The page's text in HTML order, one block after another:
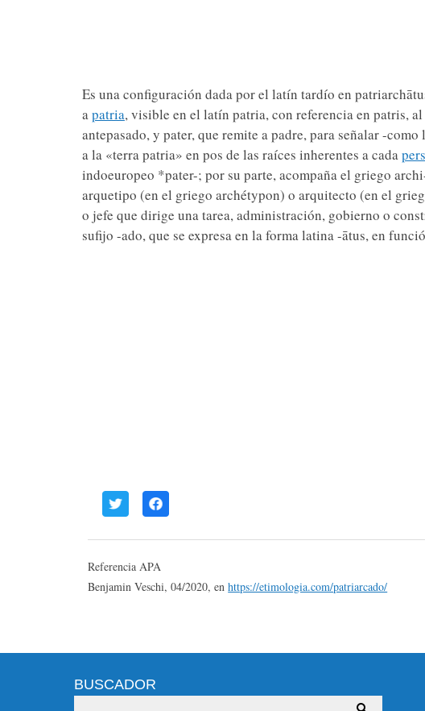
Es una configuración dada por el latín tardío en
apatria, visible en el latín patria, con referencia en patris,
antepasado, y pater, que remite a padre, para señalar -
a la «terra patria» en pos de las raíces inherentes a cada
indoeuropeo *pater-; por su parte, acompaña el griego
arquetipo (en el griego archétypon) o arquitecto (en el
o jefe que dirige una tarea, administración, gobierno o
sufijo -ado, que se expresa en la forma latina -ātus, en
Referencia APA
Benjamin Veschi, 04/2020, enhttps://etimologia.com/patriarcado/
BUSCADOR